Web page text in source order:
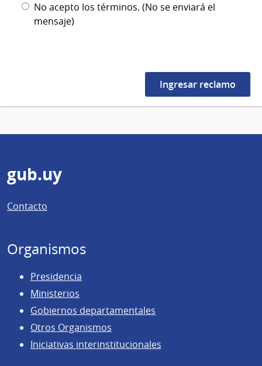
No acepto los términos. (No se enviará el
mensaje)
Pie
de
página
gub.uy
Contacto
Organismos
Presidencia
Ministerios
Gobiernos departamentales
Otros Organismos
Iniciativas interinstitucionales